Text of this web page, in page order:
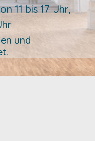
11 bis 17 Uhr,
und